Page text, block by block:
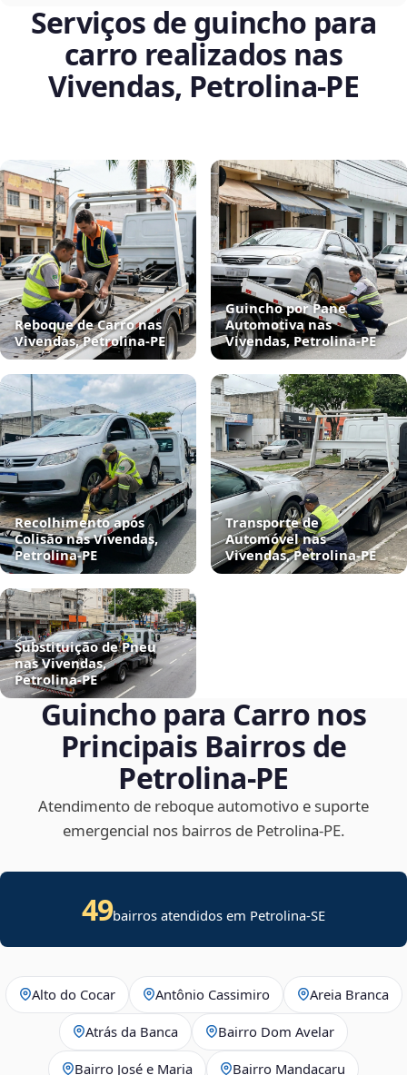
Serviços de guincho para
carro realizados nas
Vivendas, Petrolina‑PE
Reboque de Carro nas
Vivendas, Petrolina‑PE
Guincho por Pane
Automotiva nas
Vivendas, Petrolina‑PE
Recolhimento após
Colisão nas Vivendas,
Petrolina‑PE
Transporte de
Automóvel nas
Vivendas, Petrolina‑PE
Substituição de Pneu
nas Vivendas,
Petrolina‑PE
Guincho para Carro nos
Principais Bairros de
Petrolina‑PE
Atendimento de reboque automotivo e suporte
emergencial nos bairros de Petrolina‑PE.
49bairros atendidos em Petrolina-SE
Alto do Cocar Antônio Cassimiro Areia Branca
Atrás da Banca Bairro Dom Avelar
Bairro José e Maria Bairro Mandacaru